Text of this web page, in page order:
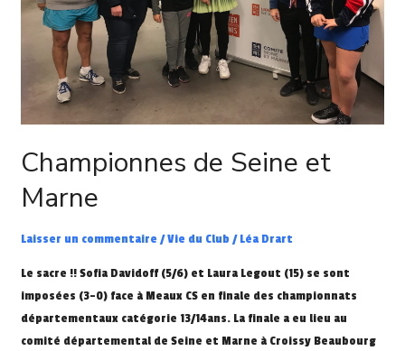
Championnes de Seine et
Marne
Laisser un commentaire /Vie du Club /Léa Drart
Le sacre !! Sofia Davidoff (5/6) et Laura Legout (15) se sont
imposées (3-0) face à Meaux CS en finale des championnats
départementaux catégorie 13/14ans. La finale a eu lieu au
comité départemental de Seine et Marne à Croissy Beaubourg